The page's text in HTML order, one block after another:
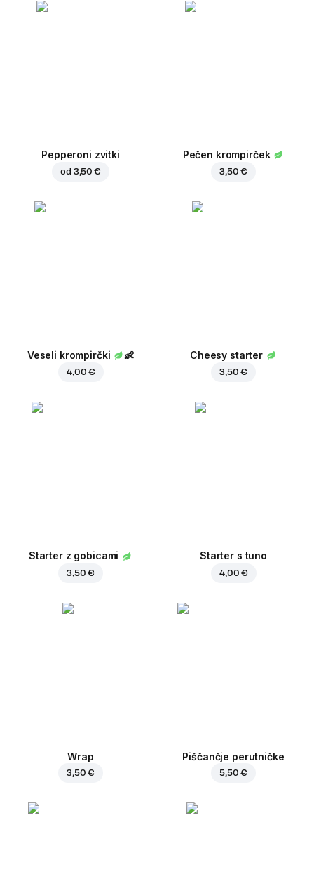
Pepperoni zvitki
od 3,50 €
Pečen krompirček
3,50 €
Veseli krompirčki 👶
4,00 €
Cheesy starter
3,50 €
Starter z gobicami
3,50 €
Starter s tuno
4,00 €
Wrap
3,50 €
Piščančje perutničke
5,50 €